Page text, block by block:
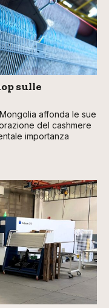
sulle
affonda le sue
del cashmere
importanza